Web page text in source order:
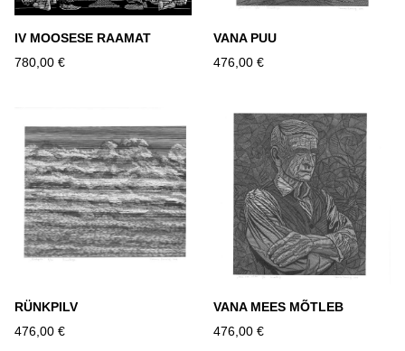
IV MOOSESE RAAMAT
780,00 €
VANA PUU
476,00 €
RÜNKPILV
476,00 €
VANA MEES MÕTLEB
476,00 €